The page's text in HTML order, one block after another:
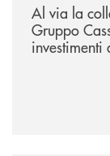
Al via la
Gruppo